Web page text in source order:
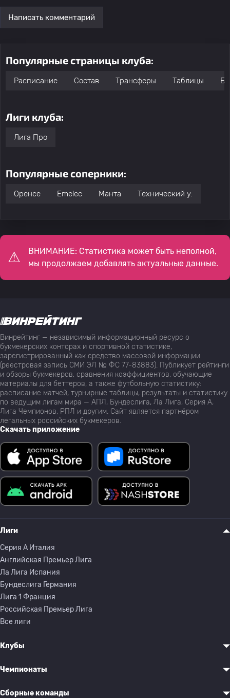
Написать комментарий
Популярные страницы клуба:
Расписание Состав Трансферы Таблицы
Лиги клуба:
Лига Про
Популярные соперники:
Оренсе Emelec Манта Технический у.
ВНИМАНИЕ: Статистика может быть неполной,
мы продолжаем добавлять актуальные данные.
Винрейтинг — независимый информационный ресурс о
букмекерских конторах и спортивной статистике,
зарегистрированный как средство массовой информации
(реестровая запись СМИ ЭЛ № ФС 77-83883). Публикует рейтинги
и обзоры букмекеров, сравнения коэффициентов, обучающие
материалы для беттеров, а также футбольную статистику:
расписание матчей, турнирные таблицы, результаты и статистику
по ведущим лигам мира — АПЛ, Бундеслига, Ла Лига, Серия А,
Лига Чемпионов, РПЛ и другим. Сайт является партнёром
легальных российских букмекеров.
Скачать приложение
Лиги
Серия A Италия
Английская Премьер Лига
Ла Лига Испания
Бундеслига Германия
Лига 1 Франция
Российская Премьер Лига
Все лиги
Клубы
Чемпионаты
Сборные команды